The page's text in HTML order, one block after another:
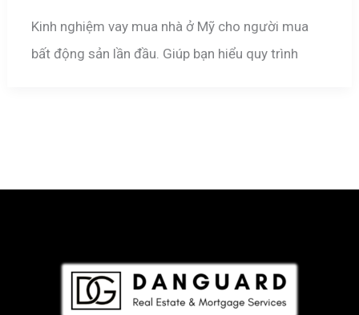
Kinh nghiệm vay mua nhà ở Mỹ cho người mua
bất động sản lần đầu. Giúp bạn hiểu quy trình